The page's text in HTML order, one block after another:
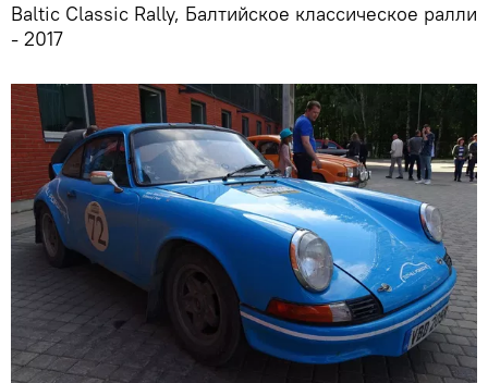
Baltic Classic Rally, Балтийское классическое ралли
- 2017